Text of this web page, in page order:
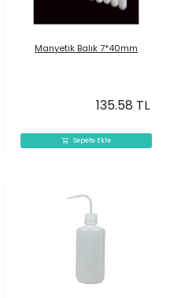
Sepete Ekle
Manyetik Balık 7*40mm
135.58 TL